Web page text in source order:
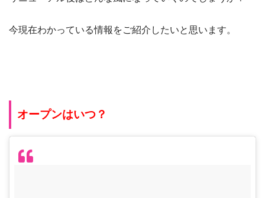
今現在わかっている情報をご紹介したいと思います。
オープンはいつ？